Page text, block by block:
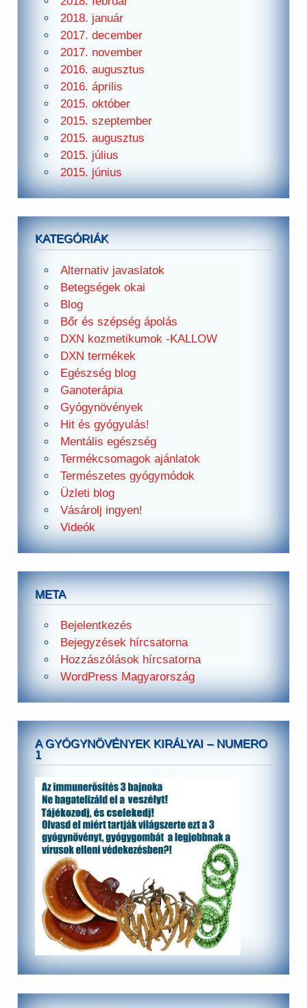
2018. január
2017. december
2017. november
2016. augusztus
2016. április
2015. október
2015. szeptember
2015. augusztus
2015. július
2015. június
KATEGÓRIÁK
Alternativ javaslatok
Betegségek okai
Blog
Bőr és szépség ápolás
DXN kozmetikumok -KALLOW
DXN termékek
Egészség blog
Ganoterápia
Gyógynövények
Hit és gyógyulás!
Mentális egészség
Termékcsomagok ajánlatok
Természetes gyógymódok
Üzleti blog
Vásárolj ingyen!
Videók
META
Bejelentkezés
Bejegyzések hírcsatorna
Hozzászólások hírcsatorna
WordPress Magyarország
A GYÓGYNÖVÉNYEK KIRÁLYAI – NUMERO
1